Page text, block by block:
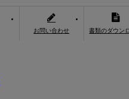
お問い合わせ 書類のダウン